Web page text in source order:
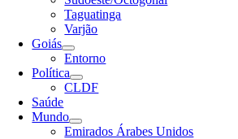
Taguatinga
Varjão
Goiás
Entorno
Política
CLDF
Saúde
Mundo
Emirados Árabes Unidos